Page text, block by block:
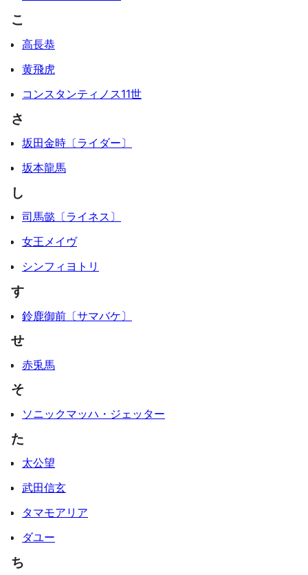
こ
高長恭
黄飛虎
コンスタンティノス11世
さ
坂田金時〔ライダー〕
坂本龍馬
し
司馬懿〔ライネス〕
女王メイヴ
シンフィヨトリ
す
鈴鹿御前〔サマバケ〕
せ
赤兎馬
そ
ソニックマッハ・ジェッター
た
太公望
武田信玄
タマモアリア
ダユー
ち